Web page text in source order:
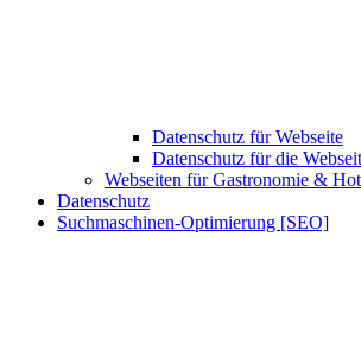
Datenschutz für Webseite
Datenschutz für die
Webseiten für Gastronomie &
Datenschutz
Suchmaschinen-Optimierung [SEO]